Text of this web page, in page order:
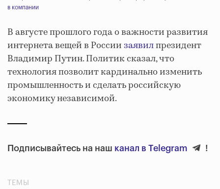
в компании
В августе прошлого года о важности развития
интернета вещей в Россиизаявилпрезидент
Владимир Путин. Политик сказал, что
технология позволит кардинально изменить
промышленность и сделать российскую
экономику независимой.
Подписывайтесь на наш канал в Telegram !
ТЕМЫ